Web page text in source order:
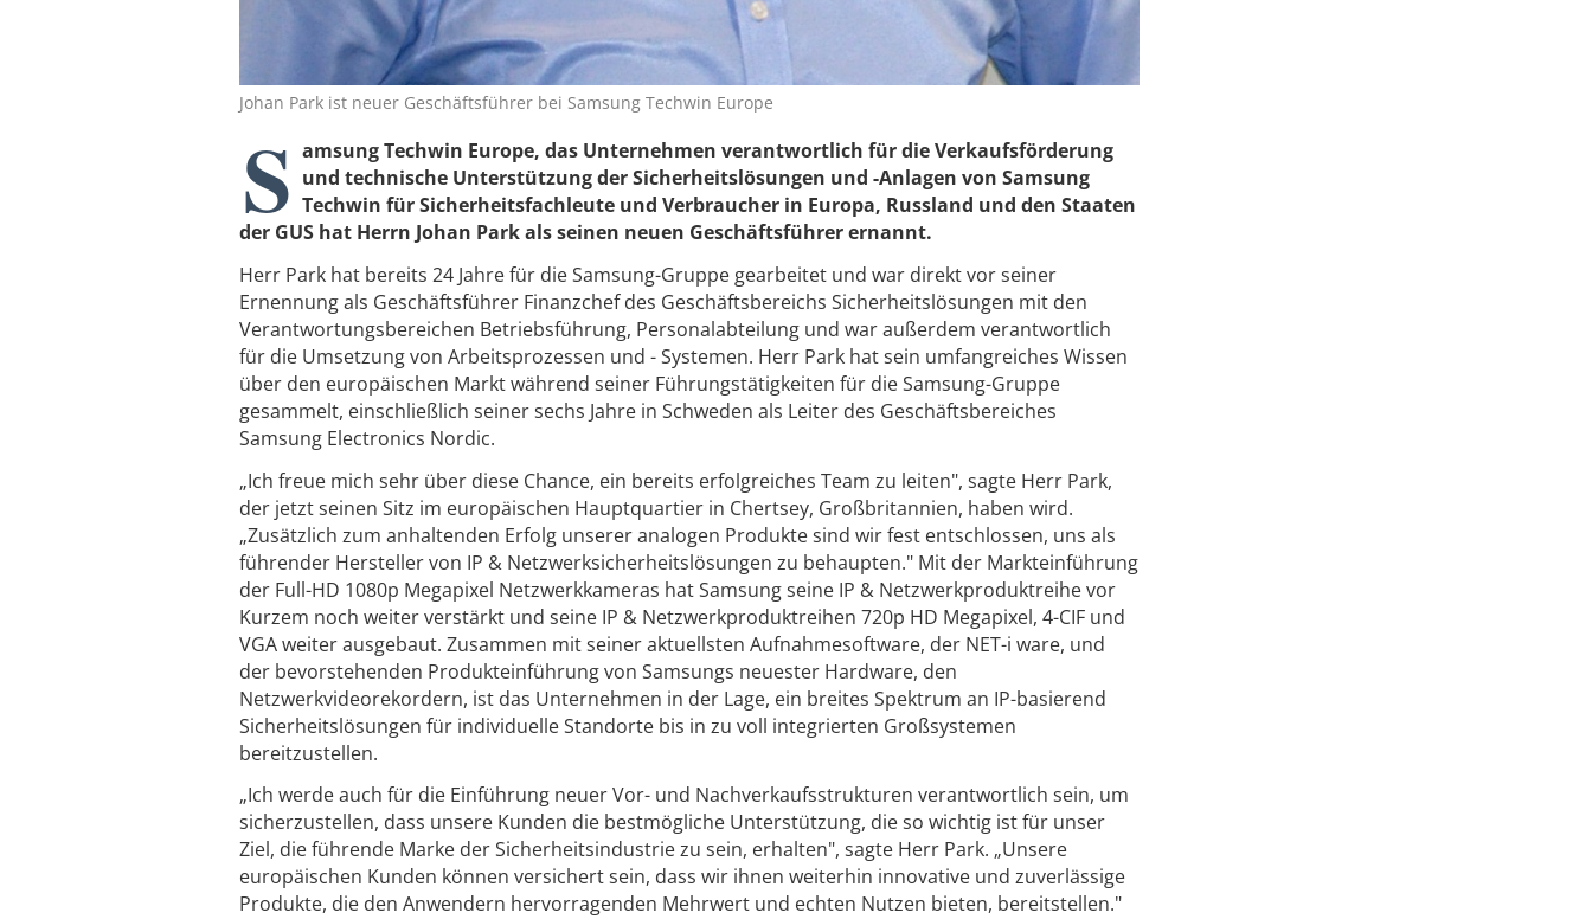
Johan Park ist neuer Geschäftsführer bei Samsung Techwin Europe
S amsung Techwin Europe, das Unternehmen verantwortlich für die Verkaufsförderung
und technische Unterstützung der Sicherheitslösungen und -Anlagen von Samsung
Techwin für Sicherheitsfachleute und Verbraucher in Europa, Russland und den Staaten
der GUS hat Herrn Johan Park als seinen neuen Geschäftsführer ernannt.
Herr Park hat bereits 24 Jahre für die Samsung-Gruppe gearbeitet und war direkt vor seiner
Ernennung als Geschäftsführer Finanzchef des Geschäftsbereichs Sicherheitslösungen mit den
Verantwortungsbereichen Betriebsführung, Personalabteilung und war außerdem verantwortlich
für die Umsetzung von Arbeitsprozessen und - Systemen. Herr Park hat sein umfangreiches Wissen
über den europäischen Markt während seiner Führungstätigkeiten für die Samsung-Gruppe
gesammelt, einschließlich seiner sechs Jahre in Schweden als Leiter des Geschäftsbereiches
Samsung Electronics Nordic.
„Ich freue mich sehr über diese Chance, ein bereits erfolgreiches Team zu leiten", sagte Herr Park,
der jetzt seinen Sitz im europäischen Hauptquartier in Chertsey, Großbritannien, haben wird.
„Zusätzlich zum anhaltenden Erfolg unserer analogen Produkte sind wir fest entschlossen, uns als
führender Hersteller von IP & Netzwerksicherheitslösungen zu behaupten." Mit der Markteinführung
der Full-HD 1080p Megapixel Netzwerkkameras hat Samsung seine IP & Netzwerkproduktreihe vor
Kurzem noch weiter verstärkt und seine IP & Netzwerkproduktreihen 720p HD Megapixel, 4-CIF und
VGA weiter ausgebaut. Zusammen mit seiner aktuellsten Aufnahmesoftware, der NET-i ware, und
der bevorstehenden Produkteinführung von Samsungs neuester Hardware, den
Netzwerkvideorekordern, ist das Unternehmen in der Lage, ein breites Spektrum an IP-basierend
Sicherheitslösungen für individuelle Standorte bis in zu voll integrierten Großsystemen
bereitzustellen.
„Ich werde auch für die Einführung neuer Vor- und Nachverkaufsstrukturen verantwortlich sein, um
sicherzustellen, dass unsere Kunden die bestmögliche Unterstützung, die so wichtig ist für unser
Ziel, die führende Marke der Sicherheitsindustrie zu sein, erhalten", sagte Herr Park. „Unsere
europäischen Kunden können versichert sein, dass wir ihnen weiterhin innovative und zuverlässige
Produkte, die den Anwendern hervorragenden Mehrwert und echten Nutzen bieten, bereitstellen."